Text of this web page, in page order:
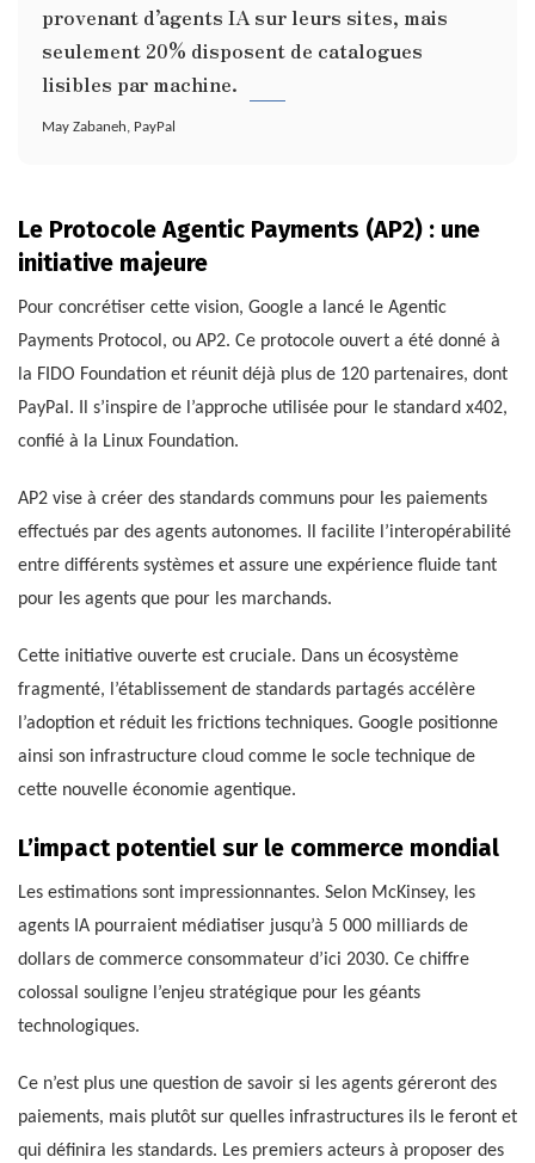
provenant d’agents IA sur leurs sites, mais
seulement 20% disposent de catalogues
lisibles par machine.
May Zabaneh, PayPal
Le Protocole Agentic Payments (AP2) : une
initiative majeure
Pour concrétiser cette vision, Google a lancé le Agentic
Payments Protocol, ou AP2. Ce protocole ouvert a été donné à
la FIDO Foundation et réunit déjà plus de 120 partenaires, dont
PayPal. Il s’inspire de l’approche utilisée pour le standard x402,
confié à la Linux Foundation.
AP2 vise à créer des standards communs pour les paiements
effectués par des agents autonomes. Il facilite l’interopérabilité
entre différents systèmes et assure une expérience fluide tant
pour les agents que pour les marchands.
Cette initiative ouverte est cruciale. Dans un écosystème
fragmenté, l’établissement de standards partagés accélère
l’adoption et réduit les frictions techniques. Google positionne
ainsi son infrastructure cloud comme le socle technique de
cette nouvelle économie agentique.
L’impact potentiel sur le commerce mondial
Les estimations sont impressionnantes. Selon McKinsey, les
agents IA pourraient médiatiser jusqu’à 5 000 milliards de
dollars de commerce consommateur d’ici 2030. Ce chiffre
colossal souligne l’enjeu stratégique pour les géants
technologiques.
Ce n’est plus une question de savoir si les agents géreront des
paiements, mais plutôt sur quelles infrastructures ils le feront et
qui définira les standards. Les premiers acteurs à proposer des